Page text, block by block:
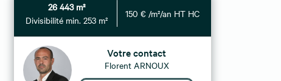
26 443 m²
Divisibilité min. 253 m²
150 € /m²/an HT HC
Votre contact
Florent ARNOUX